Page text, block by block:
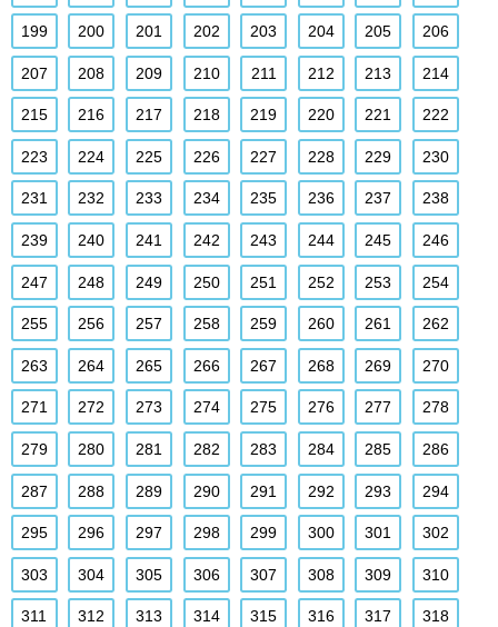
199 200 201 202 203 204 205 206
207 208 209 210 211 212 213 214
215 216 217 218 219 220 221 222
223 224 225 226 227 228 229 230
231 232 233 234 235 236 237 238
239 240 241 242 243 244 245 246
247 248 249 250 251 252 253 254
255 256 257 258 259 260 261 262
263 264 265 266 267 268 269 270
271 272 273 274 275 276 277 278
279 280 281 282 283 284 285 286
287 288 289 290 291 292 293 294
295 296 297 298 299 300 301 302
303 304 305 306 307 308 309 310
311 312 313 314 315 316 317 318